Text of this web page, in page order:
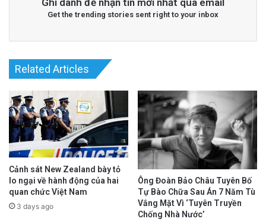
Ghi danh để nhận tin mới nhất qua email
Get the trending stories sent right to your inbox
Related Articles
Cảnh sát New Zealand bày tỏ
lo ngại về hành động của hai
quan chức Việt Nam
3 days ago
Ông Đoàn Bảo Châu Tuyên Bố
Tự Bào Chữa Sau Án 7 Năm Tù
Vắng Mặt Vì ‘Tuyên Truyền
Chống Nhà Nước’